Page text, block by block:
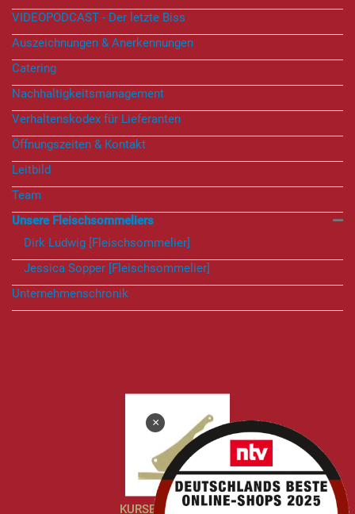
VIDEOPODCAST - Der letzte Biss
Auszeichnungen & Anerkennungen
Catering
Nachhaltigkeitsmanagement
Verhaltenskodex für Lieferanten
Öffnungszeiten & Kontakt
Leitbild
Team
Unsere Fleischsommeliers
Dirk Ludwig [Fleischsommelier]
Jessica Sopper [Fleischsommelier]
Unternehmenschronik
KURSE & ERLEBNISSE
×